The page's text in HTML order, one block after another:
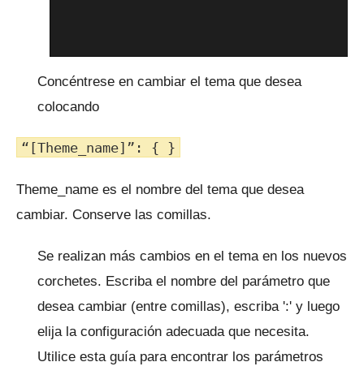
Concéntrese en cambiar el tema que desea
colocando
“[Theme_name]”: { }
Theme_name es el nombre del tema que desea
cambiar. Conserve las comillas.
Se realizan más cambios en el tema en los nuevos
corchetes. Escriba el nombre del parámetro que
desea cambiar (entre comillas), escriba ':' y luego
elija la configuración adecuada que necesita.
Utilice esta guíapara encontrar los parámetros